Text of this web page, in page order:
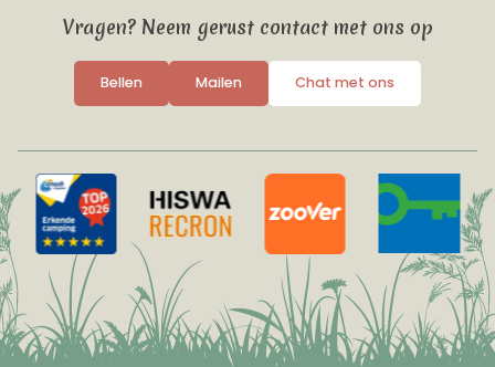
Vragen? Neem gerust contact met ons op
Bellen Mailen Chat met ons